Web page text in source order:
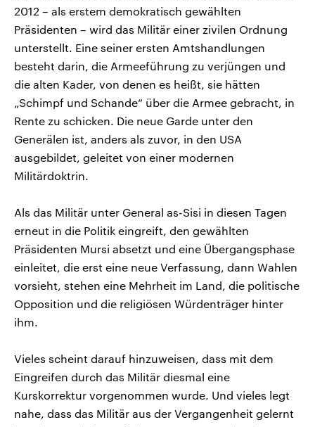
2012 – als erstem demokratisch gewählten
Präsidenten – wird das Militär einer zivilen Ordnung
unterstellt. Eine seiner ersten Amtshandlungen
besteht darin, die Armeeführung zu verjüngen und
die alten Kader, von denen es heißt, sie hätten
„Schimpf und Schande“ über die Armee gebracht, in
Rente zu schicken. Die neue Garde unter den
Generälen ist, anders als zuvor, in den USA
ausgebildet, geleitet von einer modernen
Militärdoktrin.
Als das Militär unter General as-Sisi in diesen Tagen
erneut in die Politik eingreift, den gewählten
Präsidenten Mursi absetzt und eine Übergangsphase
einleitet, die erst eine neue Verfassung, dann Wahlen
vorsieht, stehen eine Mehrheit im Land, die politische
Opposition und die religiösen Würdenträger hinter
ihm.
Vieles scheint darauf hinzuweisen, dass mit dem
Eingreifen durch das Militär diesmal eine
Kurskorrektur vorgenommen wurde. Und vieles legt
nahe, dass das Militär aus der Vergangenheit gelernt